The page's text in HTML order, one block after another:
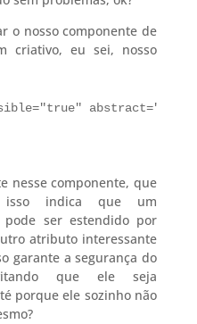
o nosso componente de
criativo, eu sei, nosso
nesse componente, que
isso indica que um
pode ser estendido por
atributo interessante
garante a segurança do
que ele seja
porque ele sozinho não